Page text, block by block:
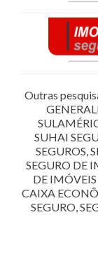
Outras
SUHAI
SEGUROS,
SEGURO DE
DE
CAIXA
SEGURO,